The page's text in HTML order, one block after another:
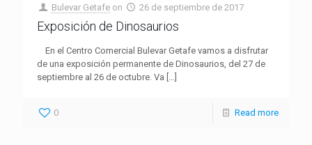
Bulevar Getafe on 26 de septiembre de 2017
Exposición de Dinosaurios
En el Centro Comercial Bulevar Getafe vamos a disfrutar
de una exposición permanente de Dinosaurios, del 27 de
septiembre al 26 de octubre. Va […]
0 Read more